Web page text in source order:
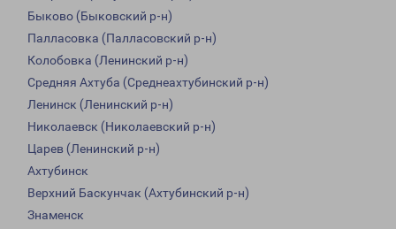
Быково (Быковский р-н)
Палласовка (Палласовский р-н)
Колобовка (Ленинский р-н)
Средняя Ахтуба (Среднеахтубинский р-н)
Ленинск (Ленинский р-н)
Николаевск (Николаевский р-н)
Царев (Ленинский р-н)
Ахтубинск
Верхний Баскунчак (Ахтубинский р-н)
Знаменск